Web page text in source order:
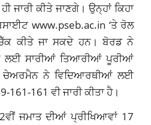
ਜਾਰੀ ਕੀਤੇ ਜਾਣਗੇ। ਉਨ੍ਹਾਂ ਕਿਹਾ
www.pseb.ac.in ‘ਤੇ ਰੋਲ
ਕੀਤੇ ਜਾ ਸਕਦੇ ਹਨ। ਬੋਰਡ ਨੇ
ਲਈ ਸਾਰੀਆਂ ਤਿਆਰੀਆਂ ਪੂਰੀਆਂ
ਨੇ ਵਿਦਿਆਰਥੀਆਂ ਲਈ
161 ਵੀ ਜਾਰੀ ਕੀਤਾ ਹੈ।
ਜਮਾਤ ਦੀਆਂ ਪ੍ਰੀਖਿਆਵਾਂ 17